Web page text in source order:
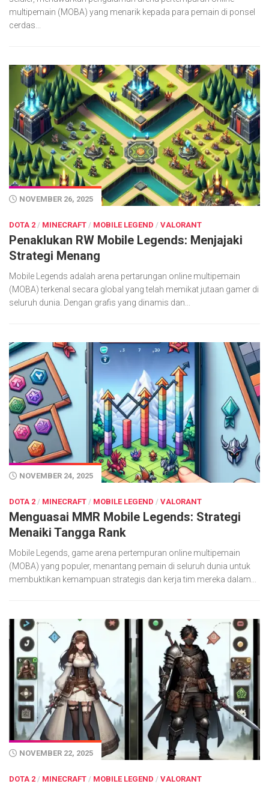
multipemain (MOBA) yang menarik kepada para pemain di ponsel
cerdas...
NOVEMBER 26, 2025
DOTA 2 / MINECRAFT / MOBILE LEGEND / VALORANT
Penaklukan RW Mobile Legends: Menjajaki
Strategi Menang
Mobile Legends adalah arena pertarungan online multipemain
(MOBA) terkenal secara global yang telah memikat jutaan gamer di
seluruh dunia. Dengan grafis yang dinamis dan...
NOVEMBER 24, 2025
DOTA 2 / MINECRAFT / MOBILE LEGEND / VALORANT
Menguasai MMR Mobile Legends: Strategi
Menaiki Tangga Rank
Mobile Legends, game arena pertempuran online multipemain
(MOBA) yang populer, menantang pemain di seluruh dunia untuk
membuktikan kemampuan strategis dan kerja tim mereka dalam...
NOVEMBER 22, 2025
DOTA 2 / MINECRAFT / MOBILE LEGEND / VALORANT